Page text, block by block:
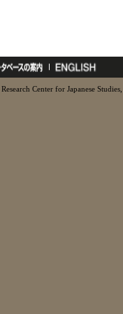
Center for Japanese